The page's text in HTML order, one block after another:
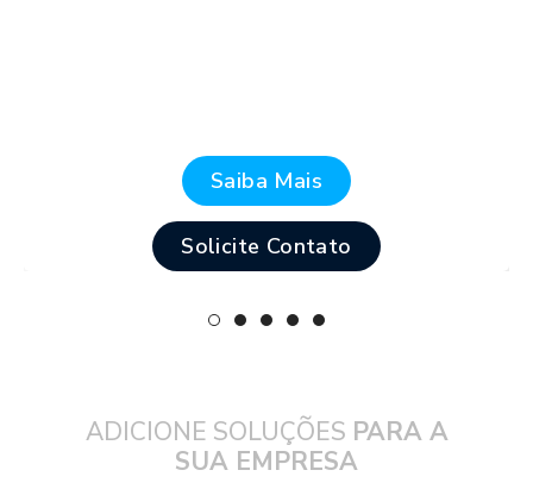
Saiba Mais
Solicite Contato
ADICIONE SOLUÇÕES PARA A
SUA EMPRESA